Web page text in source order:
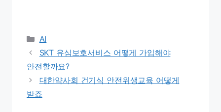
Categories
AI
SKT 유심보호서비스 어떻게 가입해야
안전할까요?
대한약사회 건기식 안전위생교육 어떻게
받죠